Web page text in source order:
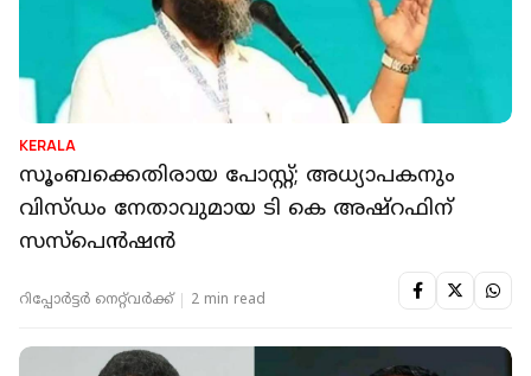
KERALA
സൂംബക്കെതിരായ പോസ്റ്റ്; അധ്യാപകനും
വിസ്ഡം നേതാവുമായ ടി കെ അഷ്‌റഫിന്
സസ്‌പെന്‍ഷന്‍
റിപ്പോർട്ടർ നെറ്റ്‌വര്‍ക്ക്‌ 2 min read